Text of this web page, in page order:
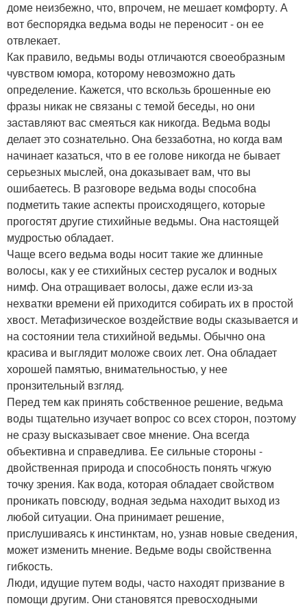
доме неизбежно, что, впрочем, не мешает комфорту. А
вот беспорядка ведьма воды не переносит - он ее
отвлекает.
Как правило, ведьмы воды отличаются своеобразным
чувством юмора, которому невозможно дать
определение. Кажется, что вскользь брошенные ею
фразы никак не связаны с темой беседы, но они
заставляют вас смеяться как никогда. Ведьма воды
делает это сознательно. Она беззаботна, но когда вам
начинает казаться, что в ее голове никогда не бывает
серьезных мыслей, она доказывает вам, что вы
ошибаетесь. В разговоре ведьма воды способна
подметить такие аспекты происходящего, которые
прогостят другие стихийные ведьмы. Она настоящей
мудростью обладает.
Чаще всего ведьма воды носит такие же длинные
волосы, как у ее стихийных сестер русалок и водных
нимф. Она отращивает волосы, даже если из-за
нехватки времени ей приходится собирать их в простой
хвост. Метафизическое воздействие воды сказывается и
на состоянии тела стихийной ведьмы. Обычно она
красива и выглядит моложе своих лет. Она обладает
хорошей памятью, внимательностью, у нее
пронзительный взгляд.
Перед тем как принять собственное решение, ведьма
воды тщательно изучает вопрос со всех сторон, поэтому
не сразу высказывает свое мнение. Она всегда
объективна и справедлива. Ее сильные стороны -
двойственная природа и способность понять чгжую
точку зрения. Как вода, которая обладает свойством
проникать повсюду, водная зедьма находит выход из
любой ситуации. Она принимает решение,
прислушиваясь к инстинктам, но, узнав новые сведения,
может изменить мнение. Ведьме воды свойственна
гибкость.
Люди, идущие путем воды, часто находят призвание в
помощи другим. Они становятся превосходными